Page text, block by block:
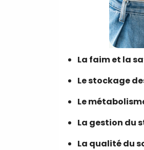
La faim et la
Le stockage
Le
La gestion du
La qualité du